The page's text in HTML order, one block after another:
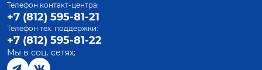
Телефон контакт-центра:
+7 (812) 595-81-21
Телефон тех. поддержки:
+7 (812) 595-81-22
Мы в соц. сетях: